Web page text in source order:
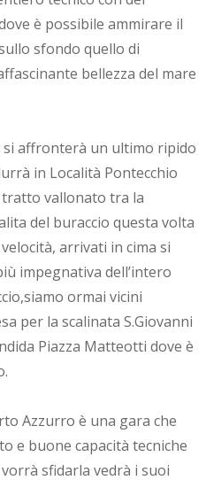
è possibile ammirare il
sfondo quello di
bellezza del mare
si affronterà un ultimo ripido
in Località Pontecchio
vallonato tra la
del buraccio questa volta
arrivati in cima si
impegnativa dell’intero
ormai vicini
per la scalinata S.Giovanni
Piazza Matteotti dove è
Azzurro è una gara che
e buone capacità tecniche
sfidarla vedrà i suoi